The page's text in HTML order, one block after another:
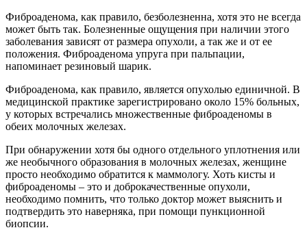
Фиброаденома, как правило, безболезненна, хотя это не всегда
может быть так. Болезненные ощущения при наличии этого
заболевания зависят от размера опухоли, а так же и от ее
положения. Фиброаденома упруга при пальпации,
напоминает резиновый шарик.
Фиброаденома, как правило, является опухолью единичной. В
медицинской практике зарегистрировано около 15% больных,
у которых встречались множественные фиброаденомы в
обеих молочных железах.
При обнаружении хотя бы одного отдельного уплотнения или
же необычного образования в молочных железах, женщине
просто необходимо обратится к маммологу. Хоть кисты и
фиброаденомы – это и доброкачественные опухоли,
необходимо помнить, что только доктор может выяснить и
подтвердить это наверняка, при помощи пункционной
биопсии.